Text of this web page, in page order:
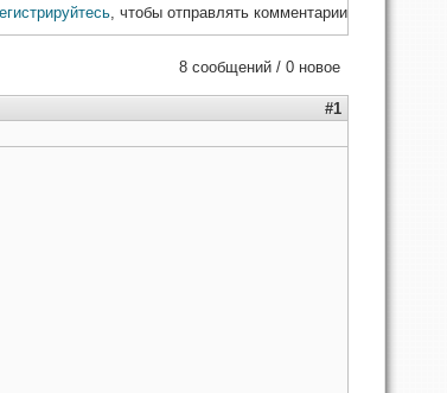
, чтобы отправлять комментарии
8 сообщений / 0 новое
#1